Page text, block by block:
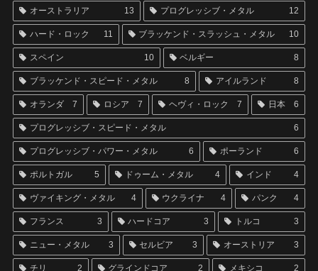
オーストラリア 13 プログレッシブ・メタル 12
ハード・ロック 11 ブラッケンド・スラッシュ・メタル 10
スペイン 10 ベルギー 8
ブラッケンド・スピード・メタル 8 アイルランド 8
オランダ 7 ロシア 7 ヘヴィ・ロック 7 日本 6
プログレッシブ・スピード・メタル 6
プログレッシブ・パワー・メタル 6 ポーランド 6
ポルトガル 5 ドゥーム・メタル 4 インド 4
ヴァイキング・メタル 4 ウクライナ 4 パンク 4
フランス 3 ハードコア 3 トルコ 3
ニュー・メタル 3 セルビア 3 オーストリア 3
チリ 2 グラインドコア 2 メキシコ 2